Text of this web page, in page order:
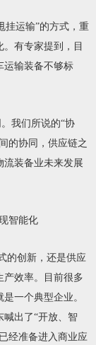
运输”的方式，重
有专家提到，目
运输装备不够标
我们所说的“协
的协同，供应链之
流装备业未来发展
智能化
的创新，还是供应
产效率。目前很多
一个典型企业。
出了“开放、智
经准备进入商业应